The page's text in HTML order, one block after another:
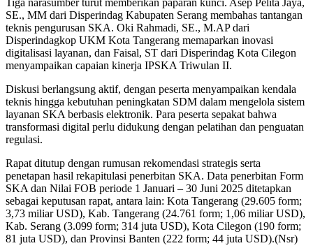
SE., MM dari Disperindag Kabupaten Serang membahas tantangan
teknis pengurusan SKA. Oki Rahmadi, SE., M.AP dari
Disperindagkop UKM Kota Tangerang memaparkan inovasi
digitalisasi layanan, dan Faisal, ST dari Disperindag Kota Cilegon
menyampaikan capaian kinerja IPSKA Triwulan II.
Diskusi berlangsung aktif, dengan peserta menyampaikan kendala
teknis hingga kebutuhan peningkatan SDM dalam mengelola sistem
layanan SKA berbasis elektronik. Para peserta sepakat bahwa
transformasi digital perlu didukung dengan pelatihan dan penguatan
regulasi.
Rapat ditutup dengan rumusan rekomendasi strategis serta
penetapan hasil rekapitulasi penerbitan SKA. Data penerbitan Form
SKA dan Nilai FOB periode 1 Januari – 30 Juni 2025 ditetapkan
sebagai keputusan rapat, antara lain: Kota Tangerang (29.605 form;
3,73 miliar USD), Kab. Tangerang (24.761 form; 1,06 miliar USD),
Kab. Serang (3.099 form; 314 juta USD), Kota Cilegon (190 form;
81 juta USD), dan Provinsi Banten (222 form; 44 juta USD).(Nsr)